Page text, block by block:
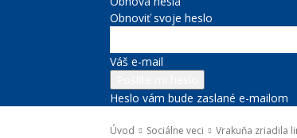
Obnoviť svoje heslo
Váš e-mail
Heslo vám bude zaslané e-mailom
Úvod Sociálne veci Vrakuňa zriadila